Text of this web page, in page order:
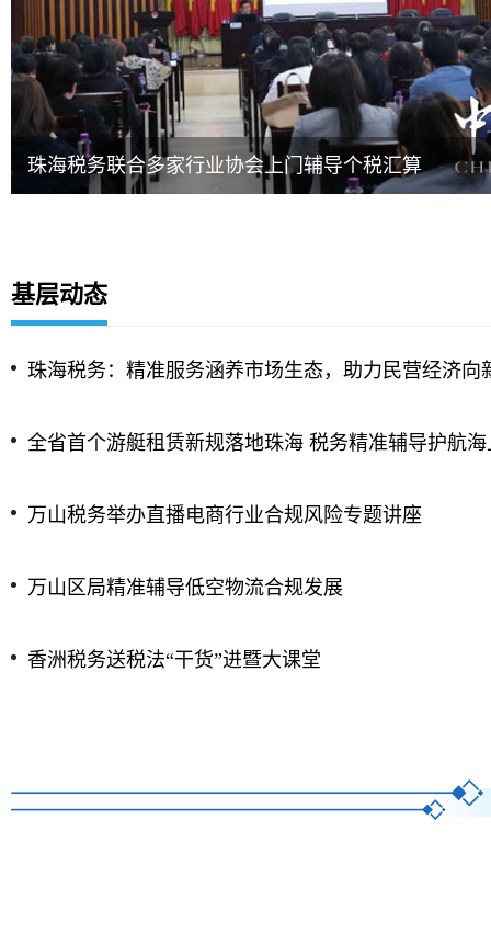
珠海税务联合多家行业协会上门辅导个税汇算
基层动态
珠海税务：精准服务涵养市场生态，助力民营经济向
全省首个游艇租赁新规落地珠海 税务精准辅导护航
万山税务举办直播电商行业合规风险专题讲座
万山区局精准辅导低空物流合规发展
香洲税务送税法“干货”进暨大课堂